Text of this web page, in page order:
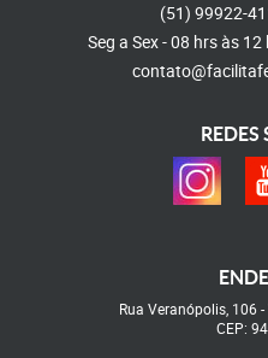
(51) 99922-
Seg a Sex - 08 hrs às
REDES
Rua Veranópolis, 106 -
CEP: